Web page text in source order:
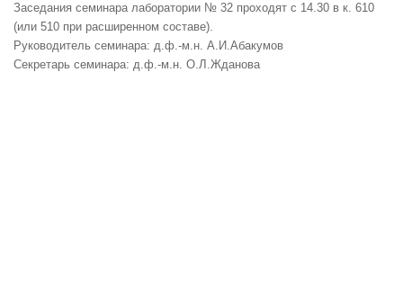
Заседания семинара лаборатории № 32 проходят с 14.30 в к. 610
(или 510 при расширенном составе).
Руководитель семинара: д.ф.-м.н. А.И.Абакумов
Секретарь семинара: д.ф.-м.н. О.Л.Жданова